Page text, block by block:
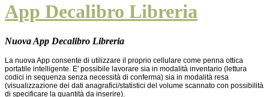
App Decalibro Libreria
Nuova App Decalibro Libreria
La nuova App consente di utilizzare il proprio cellulare come penna ottica
portatile intelligente. E' possibile lavorare sia in modalità inventario (lettura
codici in sequenza senza necessità di conferma) sia in modalità resa
(visualizzazione dei dati anagrafici/statistici del volume scannato con possibilità
di specificare la quantità da inserire).